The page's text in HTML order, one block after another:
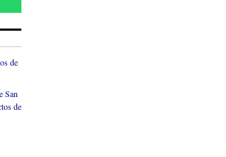
de
San
de